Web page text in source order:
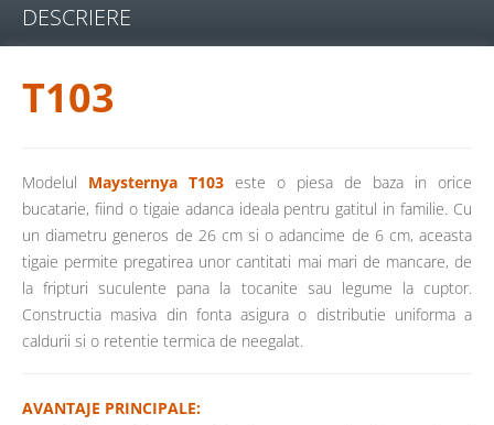
DESCRIERE
T103
Modelul Maysternya T103 este o piesa de baza in orice
bucatarie, fiind o tigaie adanca ideala pentru gatitul in familie. Cu
un diametru generos de 26 cm si o adancime de 6 cm, aceasta
tigaie permite pregatirea unor cantitati mai mari de mancare, de
la fripturi suculente pana la tocanite sau legume la cuptor.
Constructia masiva din fonta asigura o distributie uniforma a
caldurii si o retentie termica de neegalat.
AVANTAJE PRINCIPALE: